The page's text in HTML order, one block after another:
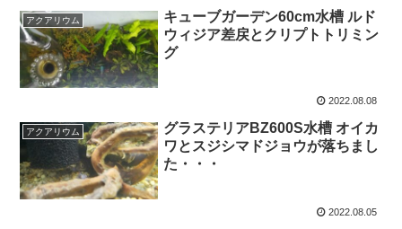
アクアリウム
キューブガーデン60cm水槽 ルド
ウィジア差戻とクリプトトリミン
グ
2022.08.08
アクアリウム
グラステリアBZ600S水槽 オイカ
ワとスジシマドジョウが落ちまし
た・・・
2022.08.05